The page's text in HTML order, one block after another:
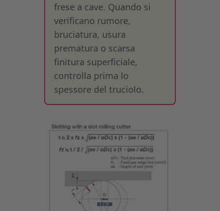
frese a cave. Quando si
verificano rumore,
bruciatura, usura
prematura o scarsa
finitura superficiale,
controlla prima lo
spessore del truciolo.